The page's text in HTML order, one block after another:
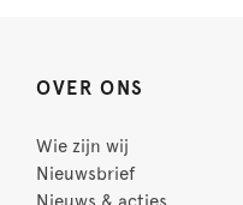
OVER ONS
Wie zijn wij
Nieuwsbrief